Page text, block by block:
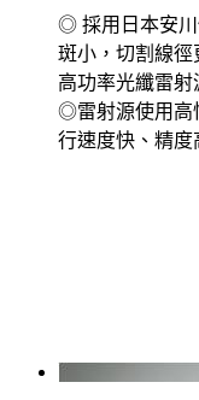
◎ 採用日本安川
斑小，切割線
高功率光纖雷
◎雷射源使用高
行速度快、精